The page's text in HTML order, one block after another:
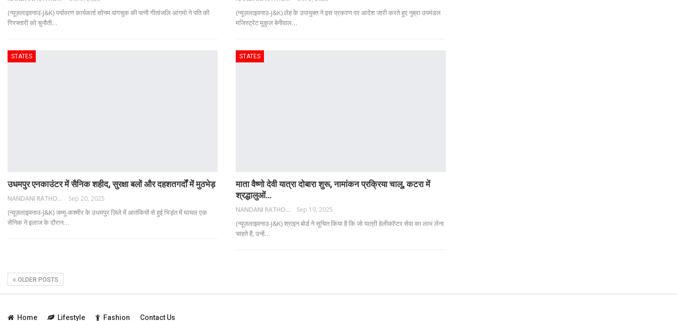
(न्यूज़लाइवनाउ-J&K) पर्यावरण कार्यकर्ता सोनम वांगचुक की पत्नी गीतांजलि आंगमो ने पति की
गिरफ्तारी को चुनौती…
(न्यूज़लाइवनाउ-J&K) लेह के उपायुक्त ने इस प्रकरण पर आदेश जारी करते हुए नुब्रा उपमंडल
मजिस्ट्रेट मुकुल बेनीवाल…
STATES
उधमपुर एनकाउंटर में सैनिक शहीद, सुरक्षा बलों और दहशतगर्दों में मुठभेड़
NANDANI RATHORE Sep 20, 2025
(न्यूज़लाइवनाउ-J&K) जम्मू-कश्मीर के उधमपुर ज़िले में आतंकियों से हुई भिड़ंत में घायल एक
सैनिक ने इलाज के दौरान…
STATES
माता वैष्णो देवी यात्रा दोबारा शुरू, नामांकन प्रक्रिया चालू, कटरा में
श्रद्धालुओं…
NANDANI RATHORE Sep 19, 2025
(न्यूज़लाइवनाउ-J&K) श्राइन बोर्ड ने सूचित किया है कि जो यात्री हेलीकॉप्टर सेवा का लाभ लेना
चाहते हैं, उन्हें…
OLDER POSTS
Home Lifestyle Fashion Contact Us